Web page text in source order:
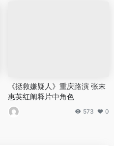
《拯救嫌疑人》重庆路演 张末
惠英红阐释片中角色
573 0